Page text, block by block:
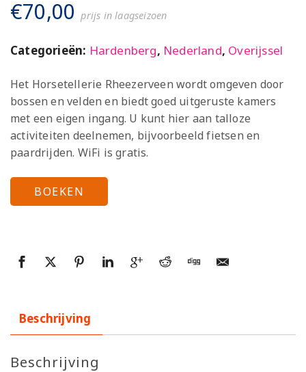
€70,00 prijs in laagseizoen
Categorieën: Hardenberg, Nederland, Overijssel
Het Horsetellerie Rheezerveen wordt omgeven door
bossen en velden en biedt goed uitgeruste kamers
met een eigen ingang. U kunt hier aan talloze
activiteiten deelnemen, bijvoorbeeld fietsen en
paardrijden. WiFi is gratis.
BOEKEN
Beschrijving
Beschrijving